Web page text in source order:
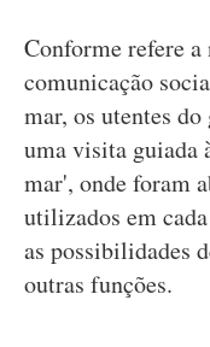
Conforme refere
comunicação
mar, os utentes
uma visita guiada
mar', onde foram
utilizados em
as possibilidades
outras funções.